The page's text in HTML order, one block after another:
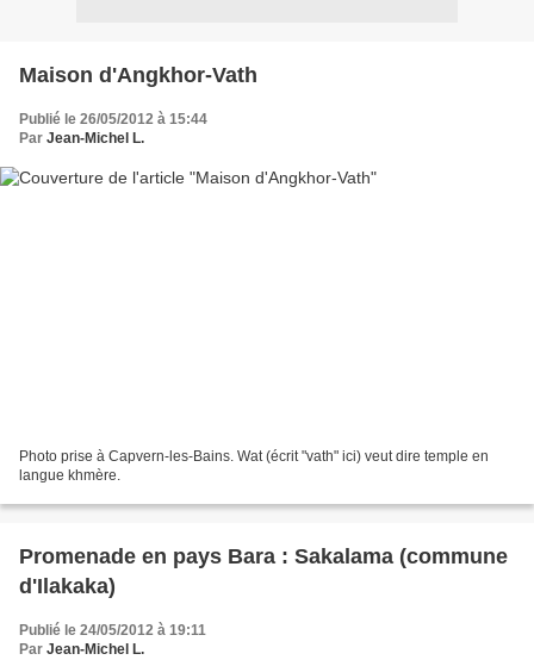
Maison d'Angkhor-Vath
Publié le 26/05/2012 à 15:44
Par Jean-Michel L.
Photo prise à Capvern-les-Bains. Wat (écrit "vath" ici) veut dire temple en
langue khmère.
Promenade en pays Bara : Sakalama (commune
d'Ilakaka)
Publié le 24/05/2012 à 19:11
Par Jean-Michel L.